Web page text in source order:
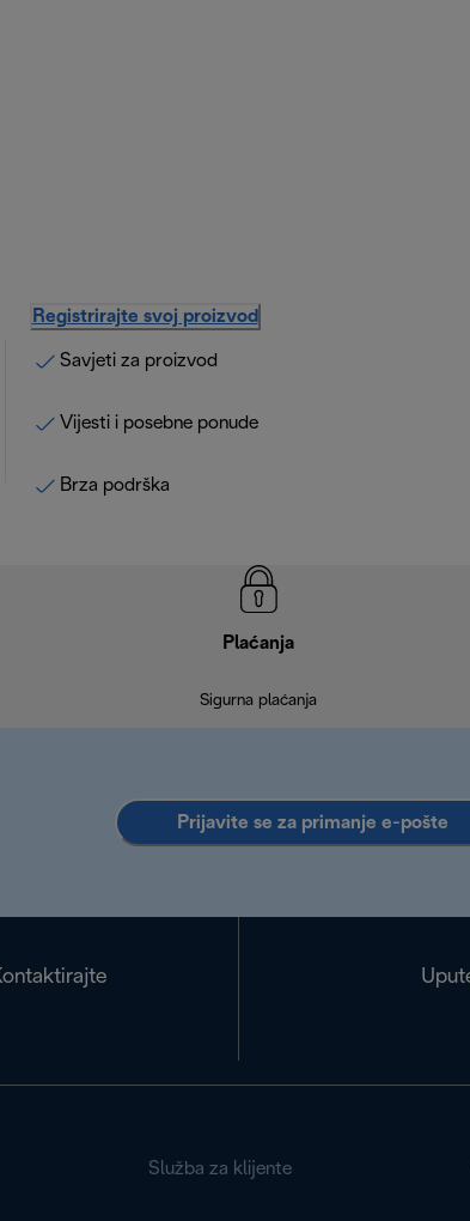
Registrirajte svoj proizvod
Savjeti za proizvod
Vijesti i posebne ponude
Brza podrška
Plaćanja
Sigurna plaćanja
Prijavite se za primanje e-pošte
Služba za klijente